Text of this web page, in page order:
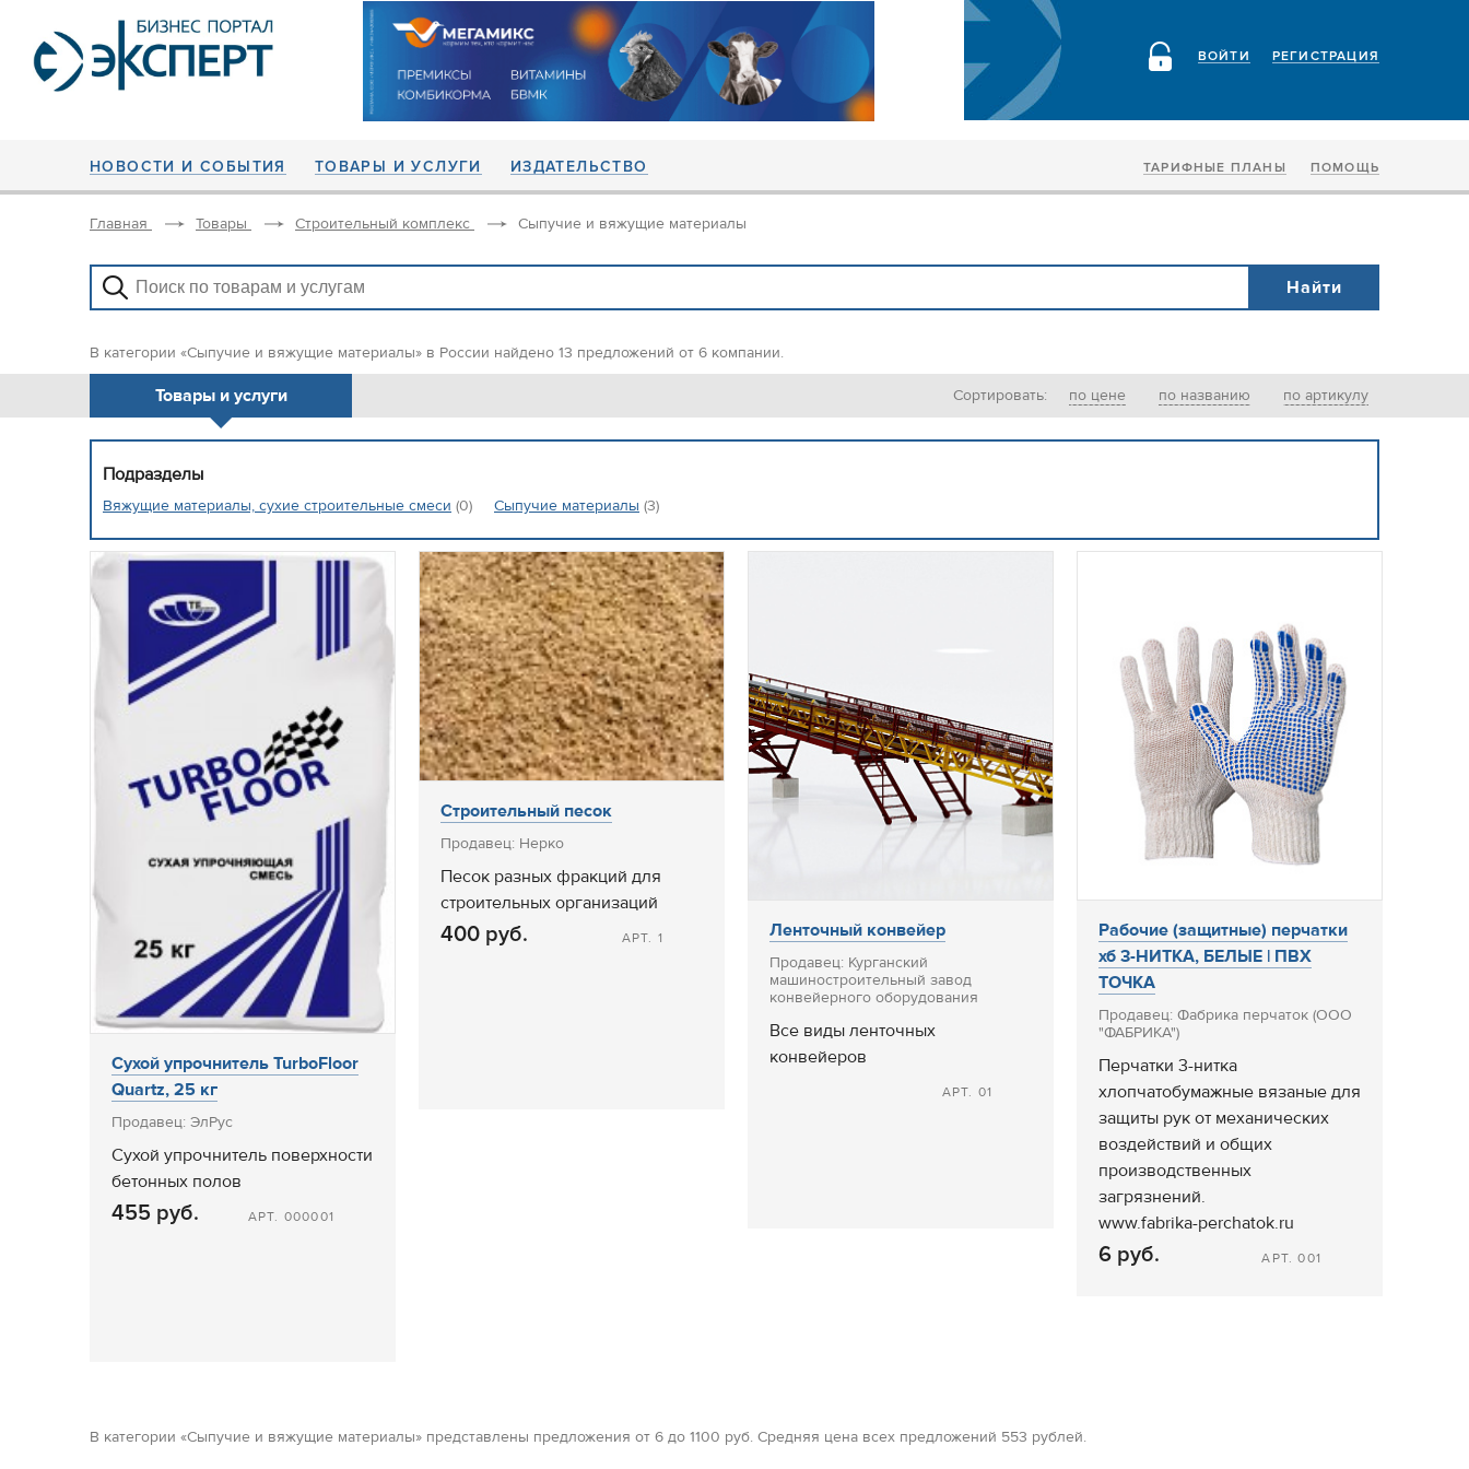
РЕГИСТРАЦИЯ
ВОЙТИ
НОВОСТИ И СОБЫТИЯ ТОВАРЫ И УСЛУГИ ИЗДАТЕЛЬСТВО ТАРИФНЫЕ ПЛАНЫ ПОМОЩЬ
Главная Товары Строительный комплекс Сыпучие и вяжущие материалы
В категории «Сыпучие и вяжущие материалы» в России найдено 13 предложений от 6 компании.
Товары и услуги Сортировать: по цене по названию по артикулу
Подразделы
Вяжущие материалы, сухие строительные смеси (0) Сыпучие материалы (3)
Сухой упрочнитель TurboFloor
Quartz, 25 кг
Продавец: ЭлРус
Сухой упрочнитель поверхности
бетонных полов
455 руб. АРТ. 000001
Строительный песок
Продавец: Нерко
Песок разных фракций для
строительных организаций
400 руб. АРТ. 1 Ленточный конвейер
Продавец: Курганский
машиностроительный завод
конвейерного оборудования
Все виды ленточных
конвейеров
АРТ. 01
Рабочие (защитные) перчатки
хб 3-НИТКА, БЕЛЫЕ | ПВХ
ТОЧКА
Продавец: Фабрика перчаток (ООО
"ФАБРИКА")
Перчатки 3-нитка
хлопчатобумажные вязаные для
защиты рук от механических
воздействий и общих
производственных
загрязнений.
www.fabrika-perchatok.ru
6 руб. АРТ. 001
В категории «Сыпучие и вяжущие материалы» представлены предложения от 6 до 1100 руб. Средняя цена всех предложений 553 рублей.